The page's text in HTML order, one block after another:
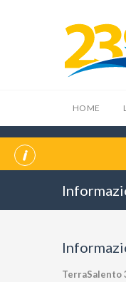
HOME
TerraSalento